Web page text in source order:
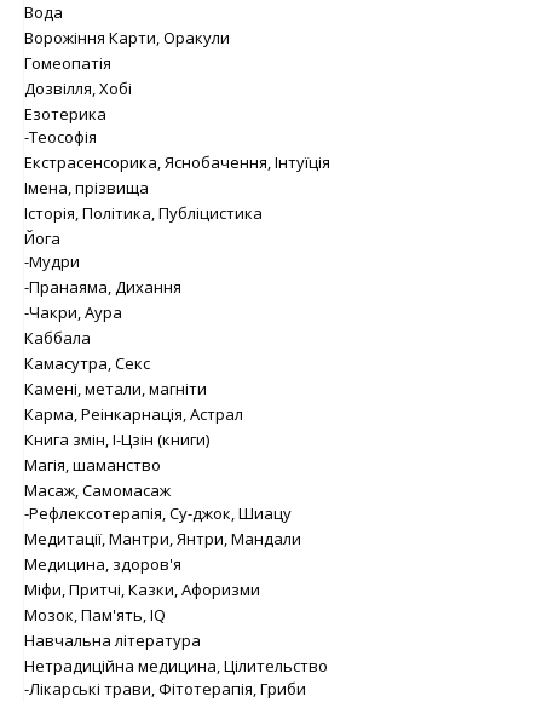
Вода
Ворожіння Карти, Оракули
Гомеопатія
Дозвілля, Хобі
Езотерика
-Теософія
Екстрасенсорика, Яснобачення, Інтуїція
Імена, прізвища
Історія, Політика, Публіцистика
Йога
-Мудри
-Пранаяма, Дихання
-Чакри, Аура
Каббала
Камасутра, Секс
Камені, метали, магніти
Карма, Реінкарнація, Астрал
Книга змін, І-Цзін (книги)
Магія, шаманство
Масаж, Самомасаж
-Рефлексотерапія, Су-джок, Шиацу
Медитації, Мантри, Янтри, Мандали
Медицина, здоров'я
Міфи, Притчі, Казки, Афоризми
Мозок, Пам'ять, IQ
Навчальна література
Нетрадиційна медицина, Цілительство
-Лікарські трави, Фітотерапія, Гриби